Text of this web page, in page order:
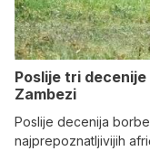
Poslije tri
Zambezi
Poslije decenija
najprepoznatljivijih